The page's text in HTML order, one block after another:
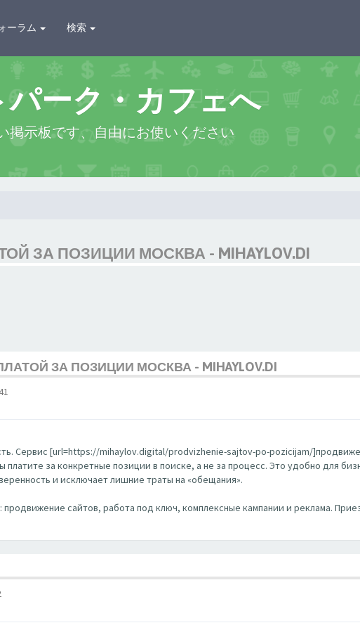
ーラム 検索
ーク・カフェへ
掲示板です、自由にお使いください
ЗА ПОЗИЦИИ МОСКВА - MIHAYLOV.DI
ЗА ПОЗИЦИИ МОСКВА - MIHAYLOV.DI
Сервис [url=https://mihaylov.digital/prodvizhenie-sajtov-po-pozicijam/
платите за конкретные позиции в поиске, а не за процесс. Это удобно для
и исключает лишние траты на «обещания».
продвижение сайтов, работа под ключ, комплексные кампании и реклама.